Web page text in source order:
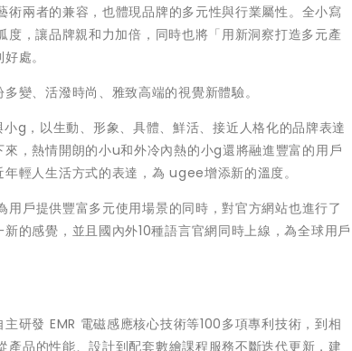
兩者的兼容，也體現品牌的多元性與行業屬性。全小寫
，讓品牌親和力加倍，同時也將「用新洞察打造多元產
處。
變、活潑時尚、雅致高端的視覺新體驗。
g，以生動、形象、具體、鮮活、接近人格化的品牌表達
，熱情開朗的小u和外冷內熱的小g還將融進豐富的用戶
輕人生活方式的表達，為 ugee增添新的溫度。
戶提供豐富多元使用場景的同時，對官方網站也進行了
的感覺，並且國內外10種語言官網同時上線，為全球用戶
研發 EMR 電磁感應核心技術等100多項專利技術，到相
品的性能、設計到配套數繪課程服務不斷迭代更新，建